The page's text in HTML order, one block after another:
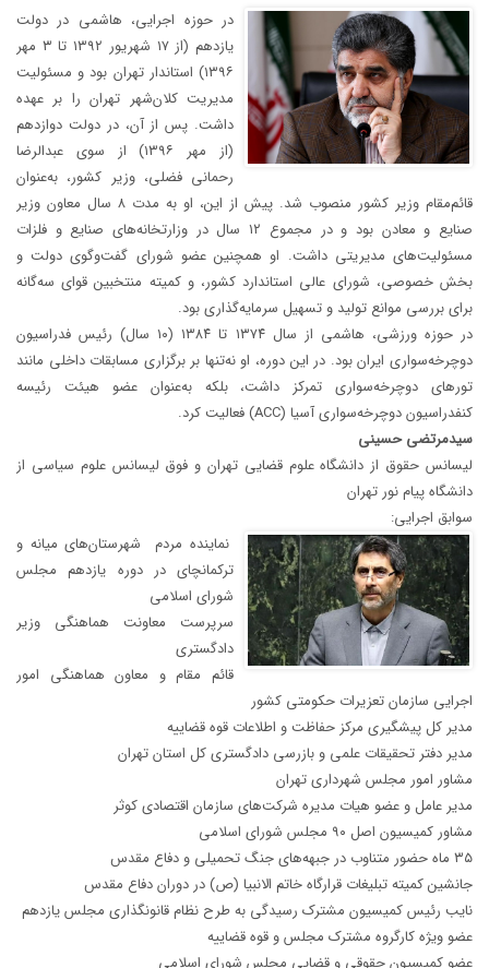
در حوزه اجرایی، هاشمی در دولت
یازدهم (از ۱۷ شهریور ۱۳۹۲ تا ۳ مهر
۱۳۹۶) استاندار تهران بود و مسئولیت
مدیریت کلان‌شهر تهران را بر عهده
داشت. پس از آن، در دولت دوازدهم
(از مهر ۱۳۹۶) از سوی عبدالرضا
رحمانی فضلی، وزیر کشور، به‌عنوان
قائم‌مقام وزیر کشور منصوب شد. پیش از این، او به مدت ۸ سال معاون وزیر
صنایع و معادن بود و در مجموع ۱۲ سال در وزارتخانه‌های صنایع و فلزات
مسئولیت‌های مدیریتی داشت. او همچنین عضو شورای گفت‌وگوی دولت و
بخش خصوصی، شورای عالی استاندارد کشور، و کمیته منتخبین قوای سه‌گانه
برای بررسی موانع تولید و تسهیل سرمایه‌گذاری بود.
در حوزه ورزشی، هاشمی از سال ۱۳۷۴ تا ۱۳۸۴ (۱۰ سال) رئیس فدراسیون
دوچرخه‌سواری ایران بود. در این دوره، او نه‌تنها بر برگزاری مسابقات داخلی مانند
تور‌های دوچرخه‌سواری تمرکز داشت، بلکه به‌عنوان عضو هیئت رئیسه
کنفدراسیون دوچرخه‌سواری آسیا (ACC) فعالیت کرد.
سیدمرتضی حسینی
لیسانس حقوق از دانشگاه علوم قضایی تهران و فوق لیسانس علوم سیاسی از
دانشگاه پیام نور تهران
سوابق اجرایی:
نماینده مردم شهرستان‌های میانه و
ترکمانچای در دوره یازدهم مجلس
شورای اسلامی
سرپرست معاونت هماهنگی وزیر
دادگستری
قائم مقام و معاون هماهنگی امور
اجرایی سازمان تعزیرات حکومتی کشور
مدیر کل پیشگیری مرکز حفاظت و اطلاعات قوه قضاییه
مدیر دفتر تحقیقات علمی و بازرسی دادگستری کل استان تهران
مشاور امور مجلس شهرداری تهران
مدیر عامل و عضو هیات مدیره شرکت‌های سازمان اقتصادی کوثر
مشاور کمیسیون اصل ۹۰ مجلس شورای اسلامی
۳۵ ماه حضور متناوب در جبهه‌های جنگ تحمیلی و دفاع مقدس
جانشین کمیته تبلیغات قرارگاه خاتم الانبیا (ص) در دوران دفاع مقدس
نایب رئیس کمیسیون مشترک رسیدگی به طرح نظام قانونگذاری مجلس یازدهم
عضو ویژه کارگروه مشترک مجلس و قوه قضاییه